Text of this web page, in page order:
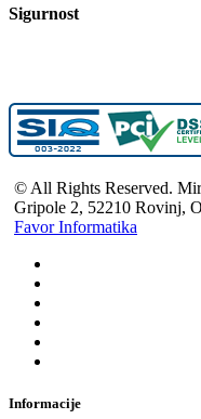
Sigurnost
© All Rights Reserved.
Gripole 2, 52210 Rovinj,
Favor Informatika
Informacije